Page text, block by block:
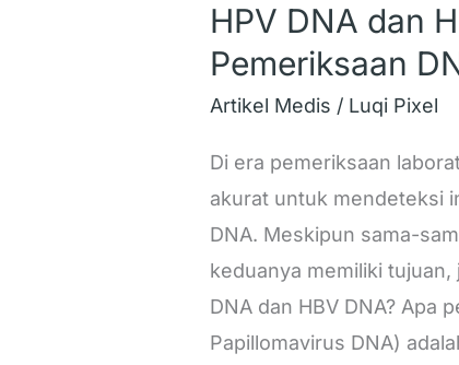
HPV DNA dan
Pemeriksaan
Artikel Medis / Luqi Pixel
Di era pemeriksaan
akurat untuk mendeteksi
DNA. Meskipun sama-
keduanya memiliki
DNA dan HBV DNA? Apa
Papillomavirus DNA)